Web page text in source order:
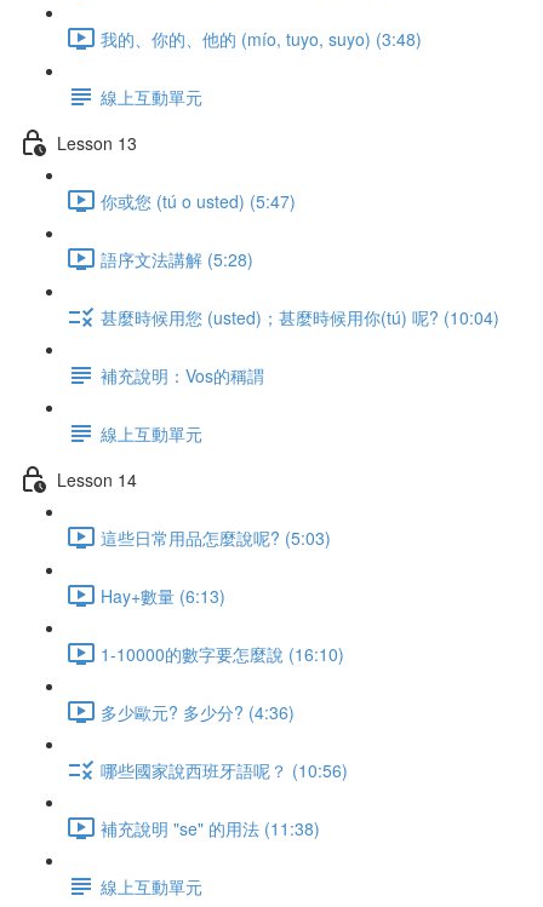
我的、你的、他的 (mío, tuyo, suyo) (3:48)
線上互動單元
Lesson 13
你或您 (tú o usted) (5:47)
語序文法講解 (5:28)
甚麼時候用您 (usted)；甚麼時候用你(tú) 呢? (10:04)
補充說明：Vos的稱謂
線上互動單元
Lesson 14
這些日常用品怎麼說呢? (5:03)
Hay+數量 (6:13)
1-10000的數字要怎麼說 (16:10)
多少歐元? 多少分? (4:36)
哪些國家說西班牙語呢？ (10:56)
補充說明 "se" 的用法 (11:38)
線上互動單元